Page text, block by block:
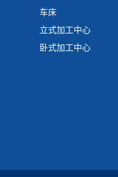
车床
立式加工中心
卧式加工中心